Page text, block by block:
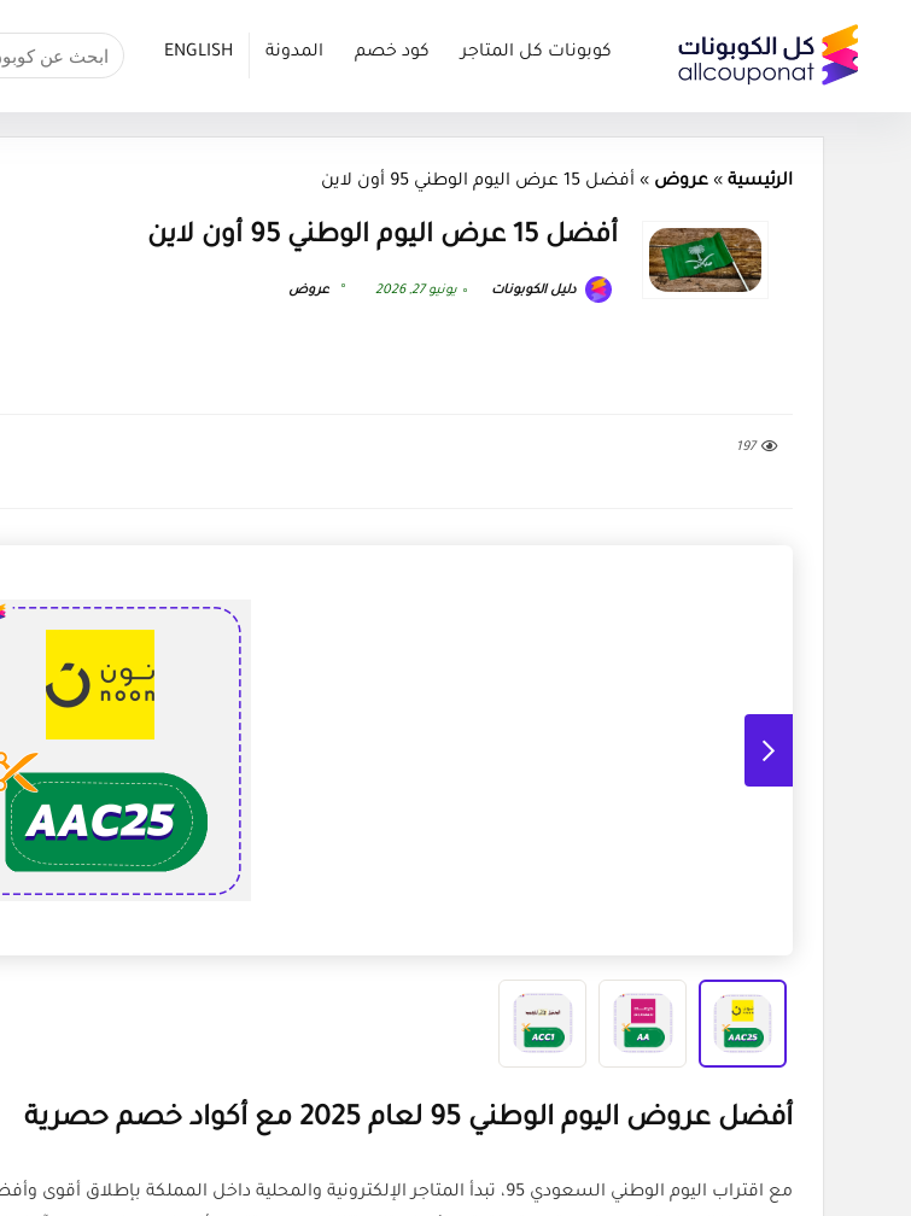
كوبونات كل المتاجر كود خصم المدونة ENGLISH
الرئيسية » عروض » أفضل 15 عرض اليوم الوطني 95 أون لاين
أفضل 15 عرض اليوم الوطني 95 أون لاين
دليل الكوبونات يونيو 27, 2026 عروض
197
أفضل عروض اليوم الوطني 95 لعام 2025 مع أكواد خصم حصرية
مع اقتراب اليوم الوطني السعودي 95، تبدأ المتاجر الإلكترونية والمحلية